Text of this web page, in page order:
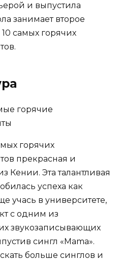
и выпустила
занимает второе
самых горячих
горячих
прекрасная и
Кении. Эта талантливая
успеха как
учась в университете,
с одним из
звукозаписывающих
сингл «Mama».
больше синглов и